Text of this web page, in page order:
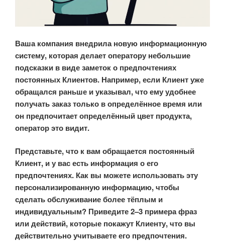
Ваша компания внедрила новую информационную
систему, которая делает оператору небольшие
подсказки в виде заметок о предпочтениях
постоянных Клиентов. Например, если Клиент уже
обращался раньше и указывал, что ему удобнее
получать заказ только в определённое время или
он предпочитает определённый цвет продукта,
оператор это видит.
Представьте, что к вам обращается постоянный
Клиент, и у вас есть информация о его
предпочтениях. Как вы можете использовать эту
персонализированную информацию, чтобы
сделать обслуживание более тёплым и
индивидуальным? Приведите 2–3 примера фраз
или действий, которые покажут Клиенту, что вы
действительно учитываете его предпочтения.